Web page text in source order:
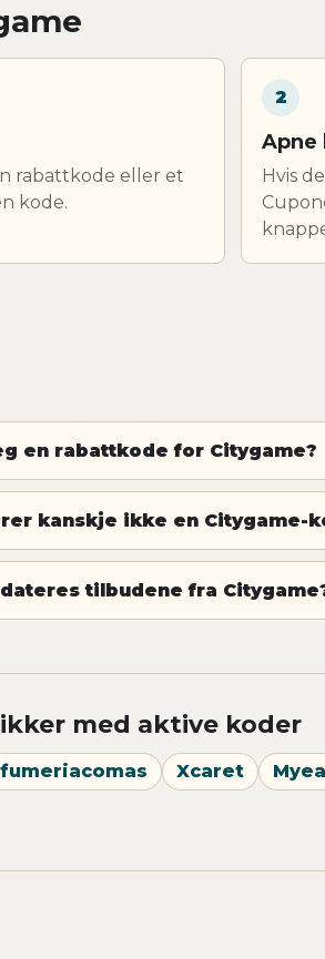
rabattkode eller et
kode.
2
Apne
Hvis
en rabattkode for Citygame?
kanskje ikke en Citygame-
tilbudene fra
med aktive koder
Xcaret